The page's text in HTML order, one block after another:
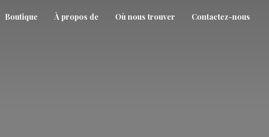
Boutique À propos de Où nous trouver Contactez-nous